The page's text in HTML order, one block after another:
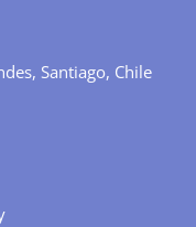
Santiago, Chile